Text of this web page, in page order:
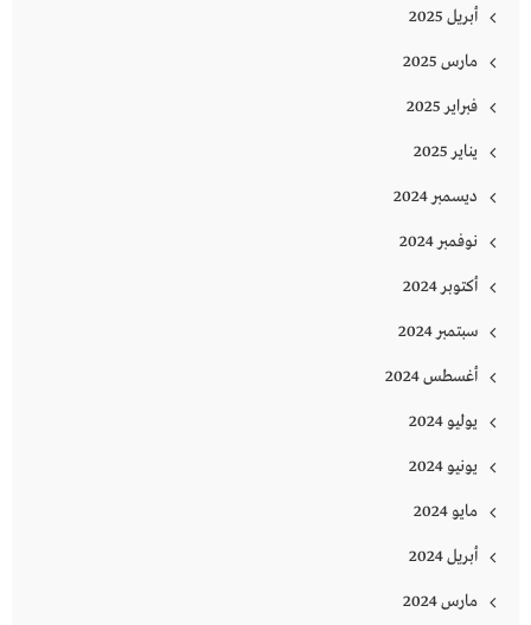
أبريل 2025
مارس 2025
فبراير 2025
يناير 2025
ديسمبر 2024
نوفمبر 2024
أكتوبر 2024
سبتمبر 2024
أغسطس 2024
يوليو 2024
يونيو 2024
مايو 2024
أبريل 2024
مارس 2024